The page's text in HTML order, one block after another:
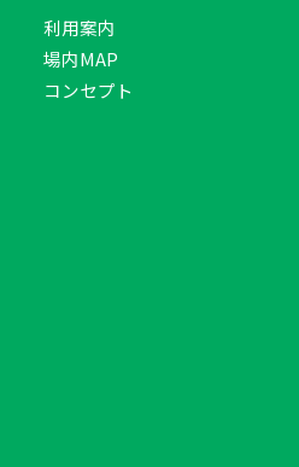
利用案内
場内MAP
コンセプト